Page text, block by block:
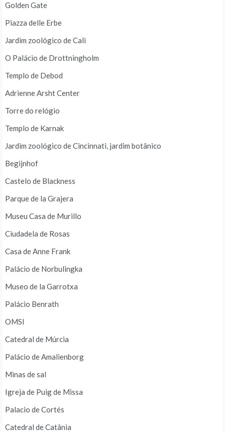
Golden Gate
Piazza delle Erbe
Jardim zoológico de Cali
O Palácio de Drottningholm
Templo de Debod
Adrienne Arsht Center
Torre do relógio
Templo de Karnak
Jardim zoológico de Cincinnati, jardim botânico
Begijnhof
Castelo de Blackness
Parque de la Grajera
Museu Casa de Murillo
Ciudadela de Rosas
Casa de Anne Frank
Palácio de Norbulingka
Museo de la Garrotxa
Palácio Benrath
OMSI
Catedral de Múrcia
Palácio de Amalienborg
Minas de sal
Igreja de Puig de Missa
Palacio de Cortés
Catedral de Catânia